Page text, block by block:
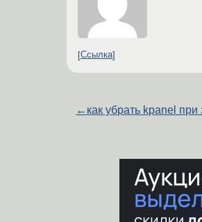
Ссылка
← как убрать kpanel при